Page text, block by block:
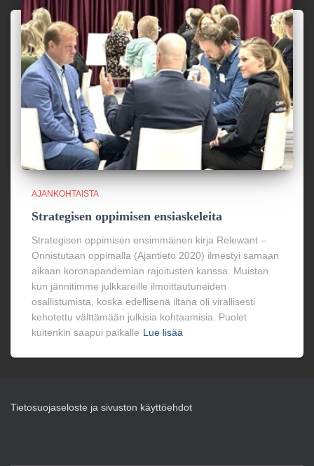
AJANKOHTAISTA
Strategisen oppimisen ensiaskeleita
Strategisen oppimisen ensimmäinen kirja Relewant –
Onnistutaan oppimalla (Ajantieto 2020) ilmestyi samaan
aikaan koronapandemian rajoitusten kanssa. Muistan
kun jännitimme julkkareille ilmoittautuneiden
osallistumista, koska edellisenä iltana oli virallisesti
kehotettu välttämään julkisia kohtaamisia. Puolet
kuitenkin saapui paikalle Lue lisää
Tietosuojaseloste ja sivuston käyttöehdot